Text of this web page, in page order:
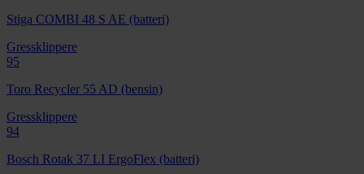
Stiga COMBI 48 S AE (batteri)
Gressklippere
95
Toro Recycler 55 AD (bensin)
Gressklippere
94
Bosch Rotak 37 LI ErgoFlex (batteri)